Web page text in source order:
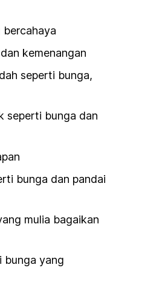
bercahaya
kemenangan
seperti bunga,
seperti bunga dan
bunga dan pandai
mulia bagaikan
bunga yang